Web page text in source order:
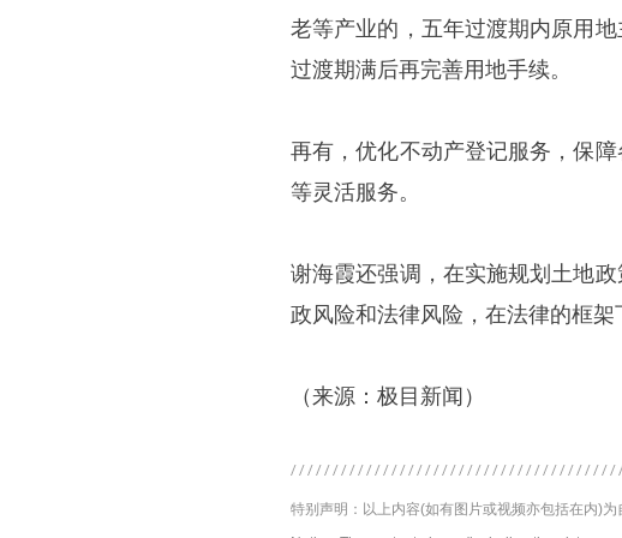
老等产业的，五年过渡期内原用
过渡期满后再完善用地手续。
再有，优化不动产登记服务，保
等灵活服务。
谢海霞还强调，在实施规划土地
政风险和法律风险，在法律的框架
（来源：极目新闻）
特别声明：以上内容(如有图片或视频亦包括在内)为